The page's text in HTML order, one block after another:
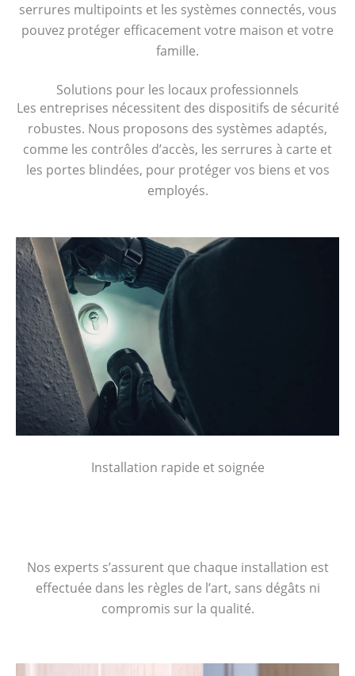
serrures multipoints et les systèmes connectés, vous
pouvez protéger efficacement votre maison et votre
famille.
Solutions pour les locaux professionnels
Les entreprises nécessitent des dispositifs de sécurité
robustes. Nous proposons des systèmes adaptés,
comme les contrôles d’accès, les serrures à carte et
les portes blindées, pour protéger vos biens et vos
employés.
Installation rapide et soignée
Nos experts s’assurent que chaque installation est
effectuée dans les règles de l’art, sans dégâts ni
compromis sur la qualité.